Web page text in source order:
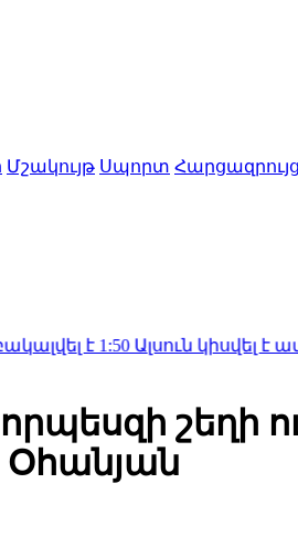
Մշակույթ Սպորտ
Ալսուն կիսվել է ամառային
շեղի
Օհանյան